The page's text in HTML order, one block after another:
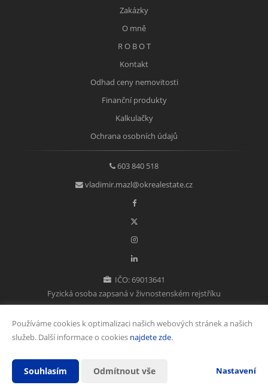
Zakázky
O mně
R O B O T
Kontakt
Odhad ceny nemovitosti
Finanční produkty
Kalkulačky
Ochrana osobních údajů
603 840 518
vladimir.mazl@okrealestate.cz
IČO: 69013641
Fyzická osoba zapsaná v živnostenském rejstříku
Vytvořeno v systému
2026 © Tomawell s.r.o.
Používáme cookies k optimalizaci našich webových stránek a našich
služeb. Další informace o cookies najdete zde.
Souhlasím Odmítnout vše Nastavení